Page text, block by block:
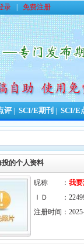
录 免费注册
评 SCI/E期刊 SCI/E
投的个人资料
昵称 ： 我
ＩＤ ：
注册时间：